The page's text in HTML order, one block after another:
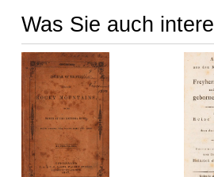
Was Sie auch